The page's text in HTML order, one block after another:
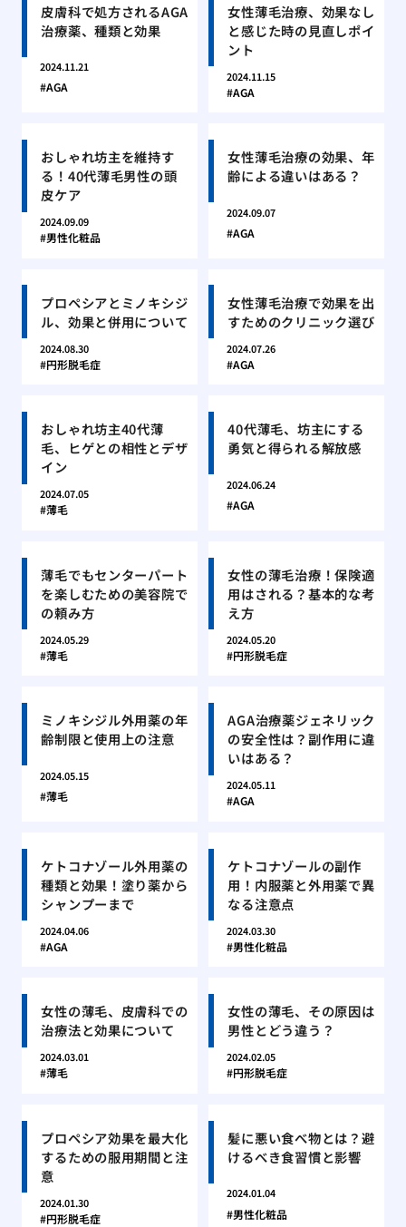
皮膚科で処方されるAGA
治療薬、種類と効果
2024.11.21
AGA
女性薄毛治療、効果なし
と感じた時の見直しポイ
ント
2024.11.15
AGA
おしゃれ坊主を維持す
る！40代薄毛男性の頭
皮ケア
2024.09.09
男性化粧品
女性薄毛治療の効果、年
齢による違いはある？
2024.09.07
AGA
プロペシアとミノキシジ
ル、効果と併用について
2024.08.30
円形脱毛症
女性薄毛治療で効果を出
すためのクリニック選び
2024.07.26
AGA
おしゃれ坊主40代薄
毛、ヒゲとの相性とデザ
イン
2024.07.05
薄毛
40代薄毛、坊主にする
勇気と得られる解放感
2024.06.24
AGA
薄毛でもセンターパート
を楽しむための美容院で
の頼み方
2024.05.29
薄毛
女性の薄毛治療！保険適
用はされる？基本的な考
え方
2024.05.20
円形脱毛症
ミノキシジル外用薬の年
齢制限と使用上の注意
2024.05.15
薄毛
AGA治療薬ジェネリック
の安全性は？副作用に違
いはある？
2024.05.11
AGA
ケトコナゾール外用薬の
種類と効果！塗り薬から
シャンプーまで
2024.04.06
AGA
ケトコナゾールの副作
用！内服薬と外用薬で異
なる注意点
2024.03.30
男性化粧品
女性の薄毛、皮膚科での
治療法と効果について
2024.03.01
薄毛
女性の薄毛、その原因は
男性とどう違う？
2024.02.05
円形脱毛症
プロペシア効果を最大化
するための服用期間と注
意
2024.01.30
円形脱毛症
髪に悪い食べ物とは？避
けるべき食習慣と影響
2024.01.04
男性化粧品